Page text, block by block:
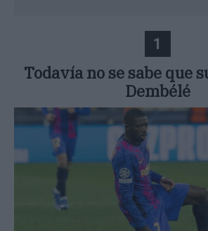
1
Todavía no se sabe que
Dembélé